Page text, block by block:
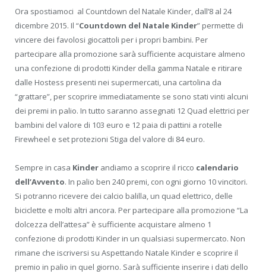
Ora spostiamoci al Countdown del Natale Kinder, dall’8 al 24
dicembre 2015. Il “Countdown del Natale Kinder” permette di
vincere dei favolosi giocattoli per i propri bambini. Per
partecipare alla promozione sarà sufficiente acquistare almeno
una confezione di prodotti Kinder della gamma Natale e ritirare
dalle Hostess presenti nei supermercati, una cartolina da
“grattare”, per scoprire immediatamente se sono stati vinti alcuni
dei premi in palio. In tutto saranno assegnati 12 Quad elettrici per
bambini del valore di 103 euro e 12 paia di pattini a rotelle
Firewheel e set protezioni Stiga del valore di 84 euro.
Sempre in casa Kinder andiamo a scoprire il ricco calendario
dell’Avvento. In palio ben 240 premi, con ogni giorno 10 vincitori.
Si potranno ricevere dei calcio balilla, un quad elettrico, delle
biciclette e molti altri ancora. Per partecipare alla promozione “La
dolcezza dell’attesa” è sufficiente acquistare almeno 1
confezione di prodotti Kinder in un qualsiasi supermercato. Non
rimane che iscriversi su Aspettando Natale Kinder e scoprire il
premio in palio in quel giorno. Sarà sufficiente inserire i dati dello